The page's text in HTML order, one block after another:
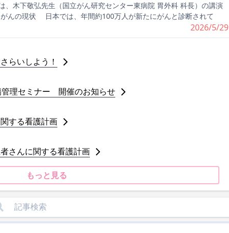
、木下敬弘先生（国立がん研究センター東病院 胃外科 科長）の講演
んの現状 日本では、年間約100万人が新たにがんと診断されて
2026/5/29
らいしよう！
管理セミナー 開催のお知らせ
する看護計画
さんに関する看護計画
もっと見る